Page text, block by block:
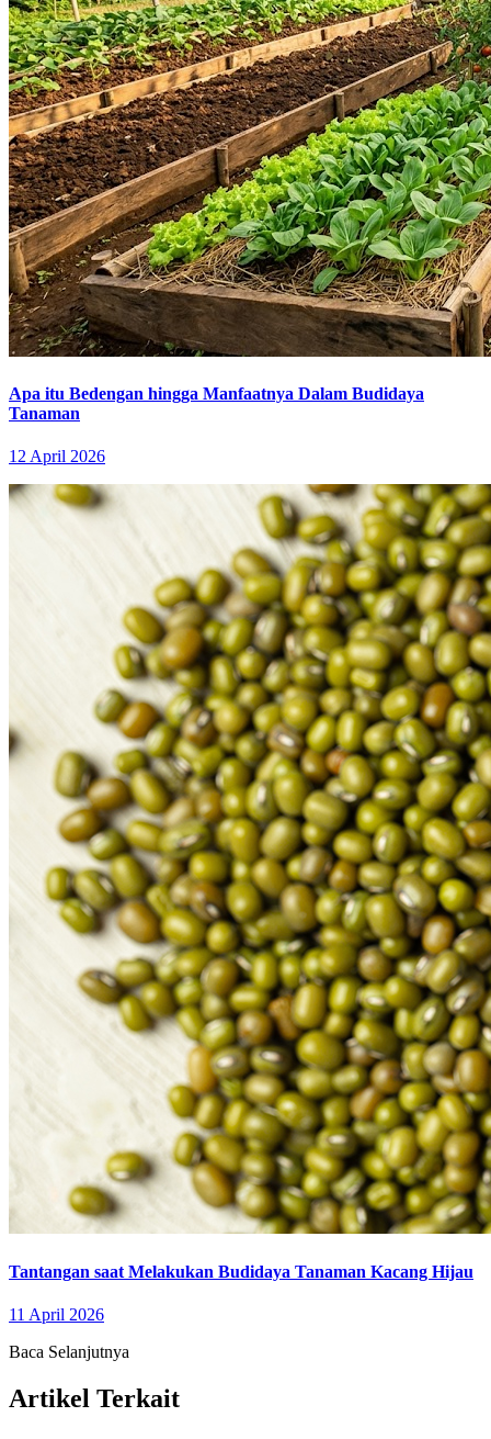
Apa itu Bedengan hingga Manfaatnya Dalam Budidaya
Tanaman
12 April 2026
Tantangan saat Melakukan Budidaya Tanaman Kacang Hijau
11 April 2026
Baca Selanjutnya
Artikel Terkait